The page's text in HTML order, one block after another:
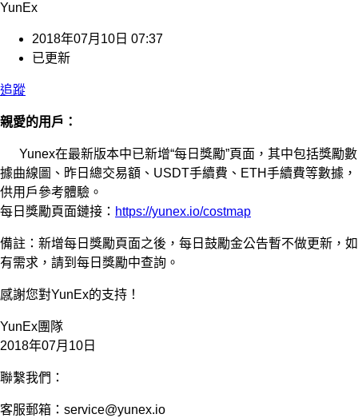
YunEx
2018年07月10日 07:37
已更新
追蹤
親愛的用戶：
Yunex在最新版本中已新增“每日獎勵”頁面，其中包括獎勵數
據曲線圖、昨日總交易額、USDT手續費、ETH手續費等數據，
供用戶參考體驗。
每日獎勵頁面鏈接： https://yunex.io/costmap
備註：新增每日獎勵頁面之後，每日鼓勵金公告暫不做更新，如
有需求，請到每日獎勵中查詢。
感謝您對YunEx的支持！
YunEx團隊
2018年07月10日
聯繫我們：
客服郵箱： service@yunex.io